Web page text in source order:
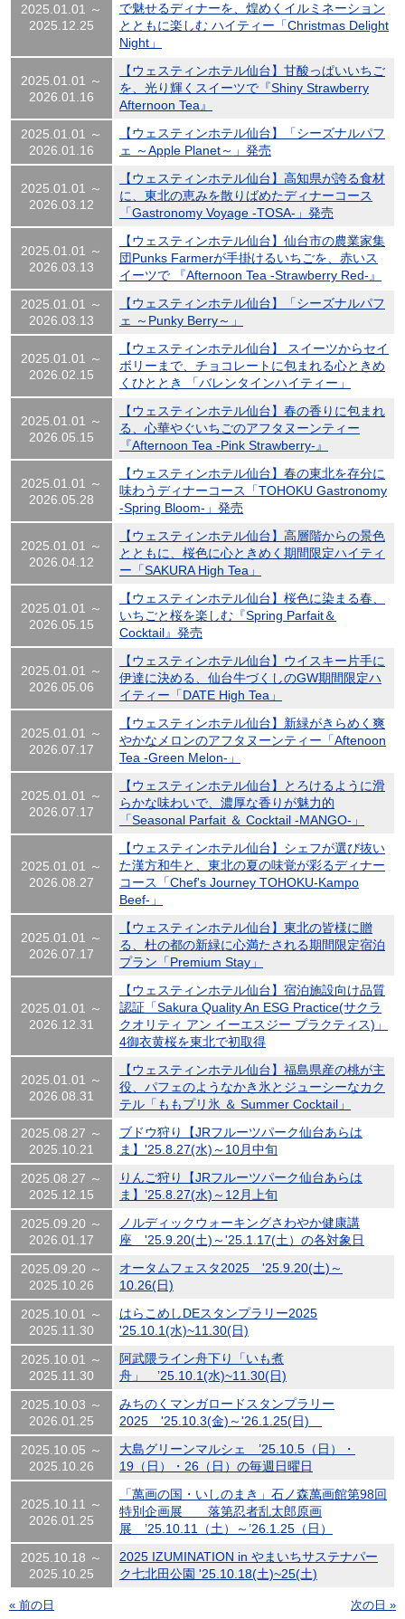
2025.01.01 ～
2025.12.25
で魅せるディナーを、煌めくイルミネーション
とともに楽しむ ハイティー「Christmas Delight
Night」
2025.01.01 ～
2026.01.16
【ウェスティンホテル仙台】甘酸っぱいいちご
を、光り輝くスイーツで『Shiny Strawberry
Afternoon Tea』
2025.01.01 ～
2026.01.16
【ウェスティンホテル仙台】「シーズナルパフ
ェ ～Apple Planet～」発売
2025.01.01 ～
2026.03.12
【ウェスティンホテル仙台】高知県が誇る食材
に、東北の恵みを散りばめたディナーコース
「Gastronomy Voyage -TOSA-」発売
2025.01.01 ～
2026.03.13
【ウェスティンホテル仙台】仙台市の農業家集
団Punks Farmerが手掛けるいちごを、赤いス
イーツで 『Afternoon Tea -Strawberry Red-』
2025.01.01 ～
2026.03.13
【ウェスティンホテル仙台】「シーズナルパフ
ェ ～Punky Berry～」
2025.01.01 ～
2026.02.15
【ウェスティンホテル仙台】 スイーツからセイ
ボリーまで、チョコレートに包まれる心ときめ
くひととき 「バレンタインハイティー」
2025.01.01 ～
2026.05.15
【ウェスティンホテル仙台】春の香りに包まれ
る、心華やぐいちごのアフタヌーンティー
『Afternoon Tea -Pink Strawberry-』
2025.01.01 ～
2026.05.28
【ウェスティンホテル仙台】春の東北を存分に
味わうディナーコース「TOHOKU Gastronomy
-Spring Bloom-」発売
2025.01.01 ～
2026.04.12
【ウェスティンホテル仙台】高層階からの景色
とともに、桜色に心ときめく期間限定ハイティ
ー「SAKURA High Tea」
2025.01.01 ～
2026.05.15
【ウェスティンホテル仙台】桜色に染まる春、
いちごと桜を楽しむ『Spring Parfait＆
Cocktail』発売
2025.01.01 ～
2026.05.06
【ウェスティンホテル仙台】ウイスキー片手に
伊達に決める、仙台牛づくしのGW期間限定ハ
イティー「DATE High Tea」
2025.01.01 ～
2026.07.17
【ウェスティンホテル仙台】新緑がきらめく爽
やかなメロンのアフタヌーンティー「Aftenoon
Tea -Green Melon-」
2025.01.01 ～
2026.07.17
【ウェスティンホテル仙台】とろけるように滑
らかな味わいで、濃厚な香りが魅力的
「Seasonal Parfait ＆ Cocktail -MANGO-」
2025.01.01 ～
2026.08.27
【ウェスティンホテル仙台】シェフが選び抜い
た漢方和牛と、東北の夏の味覚が彩るディナー
コース「Chef's Journey TOHOKU-Kampo
Beef-」
2025.01.01 ～
2026.07.17
【ウェスティンホテル仙台】東北の皆様に贈
る、杜の都の新緑に心満たされる期間限定宿泊
プラン「Premium Stay」
2025.01.01 ～
2026.12.31
【ウェスティンホテル仙台】宿泊施設向け品質
認証「Sakura Quality An ESG Practice(サクラ
クオリティ アン イーエスジー プラクティス)」
4御衣黄桜を東北で初取得
2025.01.01 ～
2026.08.31
【ウェスティンホテル仙台】福島県産の桃が主
役、パフェのようなかき氷とジューシーなカク
テル「ももプリ氷 ＆ Summer Cocktail」
2025.08.27 ～
2025.10.21
ブドウ狩り【JRフルーツパーク仙台あらは
ま】'25.8.27(水)～10月中旬
2025.08.27 ～
2025.12.15
りんご狩り【JRフルーツパーク仙台あらは
ま】’25.8.27(水)～12月上旬
2025.09.20 ～
2026.01.17
ノルディックウォーキングさわやか健康講
座 '25.9.20(土)～'25.1.17(土）の各対象日
2025.09.20 ～
2025.10.26
オータムフェスタ2025 '25.9.20(土)～
10.26(日)
2025.10.01 ～
2025.11.30
はらこめしDEスタンプラリー2025
'25.10.1(水)~11.30(日)
2025.10.01 ～
2025.11.30
阿武隈ライン舟下り「いも煮
舟」 ’25.10.1(水)~11.30(日)
2025.10.03 ～
2026.01.25
みちのくマンガロードスタンプラリー
2025 '25.10.3(金)～'26.1.25(日)
2025.10.05 ～
2025.10.26
大島グリーンマルシェ ’25.10.5（日）・
19（日）・26（日）の毎週日曜日
2025.10.11 ～
2026.01.25
「萬画の国・いしのまき」石ノ森萬画館第98回
特別企画展 落第忍者乱太郎原画
展 ’25.10.11（土）～’26.1.25（日）
2025.10.18 ～
2025.10.25
2025 IZUMINATION in やまいちサステナパー
ク七北田公園 '25.10.18(土)~25(土)
« 前の日 次の日 »